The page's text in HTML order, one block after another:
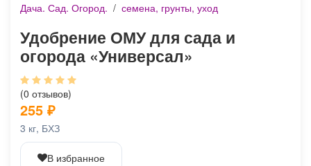
Работа Транспорт Компании
Афиша
Дача. Сад. Огород. / семена, грунты, уход
Удобрение ОМУ для сада и
огорода «Универсал»
(0 отзывов)
255 ₽
3 кг, БХЗ
В избранное